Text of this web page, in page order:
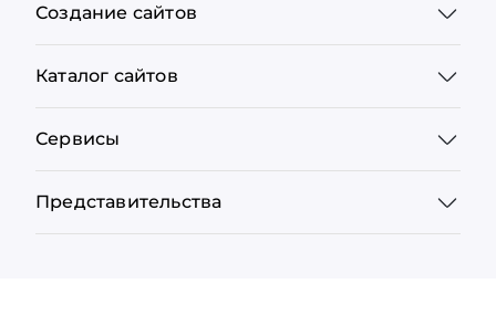
Создание сайтов
Каталог сайтов
Сервисы
Представительства